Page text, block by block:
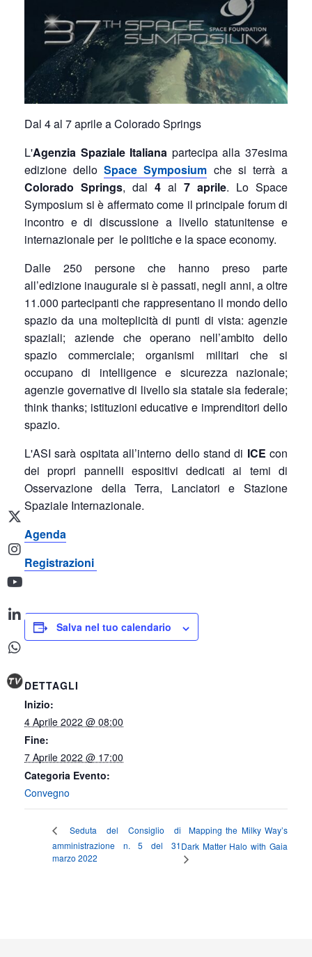
Dal 4 al 7 aprile a Colorado Springs
L'Agenzia Spaziale Italiana partecipa alla 37esima
edizione delloSpace Symposium che si terrà a
Colorado Springs, dal 4 al 7 aprile. Lo Space
Symposium si è affermato come il principale forum di
incontro e di discussione a livello statunitense e
internazionale per le politiche e la space economy.
Dalle 250 persone che hanno preso parte
all’edizione inaugurale si è passati, negli anni, a oltre
11.000 partecipanti che rappresentano il mondo dello
spazio da una molteplicità di punti di vista: agenzie
spaziali; aziende che operano nell’ambito dello
spazio commerciale; organismi militari che si
occupano di intelligence e sicurezza nazionale;
agenzie governative di livello sia statale sia federale;
think thanks; istituzioni educative e imprenditori dello
spazio.
L'ASI sarà ospitata all’interno dello stand di ICE con
dei propri pannelli espositivi dedicati ai temi di
Osservazione della Terra, Lanciatori e Stazione
Spaziale Internazionale.
Agenda
Registrazioni
Salva nel tuo calendario
DETTAGLI
Inizio:
4 Aprile 2022 @ 08:00
Fine:
7 Aprile 2022 @ 17:00
Categoria Evento:
Convegno
Seduta del Consiglio di
amministrazione n. 5 del 31
marzo 2022
Mapping the Milky Way’s
Dark Matter Halo with Gaia